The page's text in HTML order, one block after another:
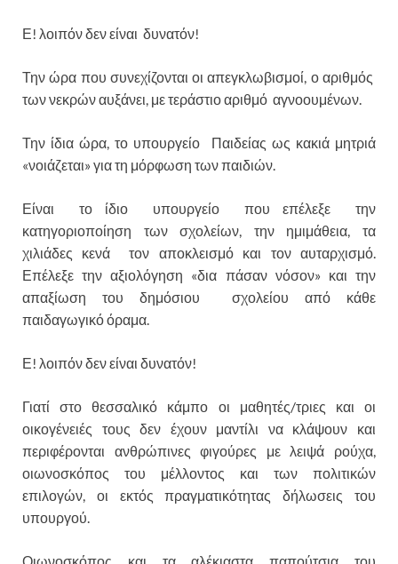
Ε! λοιπόν δεν είναι δυνατόν!
Την ώρα που συνεχίζονται οι απεγκλωβισμοί, ο αριθμός
των νεκρών αυξάνει, με τεράστιο αριθμό αγνοουμένων.
Την ίδια ώρα, το υπουργείο Παιδείας ως κακιά μητριά
«νοιάζεται» για τη μόρφωση των παιδιών.
Είναι το ίδιο υπουργείο που επέλεξε την
κατηγοριοποίηση των σχολείων, την ημιμάθεια, τα
χιλιάδες κενά τον αποκλεισμό και τον αυταρχισμό.
Επέλεξε την αξιολόγηση «δια πάσαν νόσον» και την
απαξίωση του δημόσιου σχολείου από κάθε
παιδαγωγικό όραμα.
Ε! λοιπόν δεν είναι δυνατόν!
Γιατί στο θεσσαλικό κάμπο οι μαθητές/τριες και οι
οικογένειές τους δεν έχουν μαντίλι να κλάψουν και
περιφέρονται ανθρώπινες φιγούρες με λειψά ρούχα,
οιωνοσκόπος του μέλλοντος και των πολιτικών
επιλογών, οι εκτός πραγματικότητας δήλωσεις του
υπουργού.